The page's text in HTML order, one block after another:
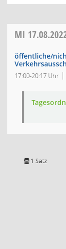
MI
öffentliche/
17:00-20:17 Uhr
1 Satz